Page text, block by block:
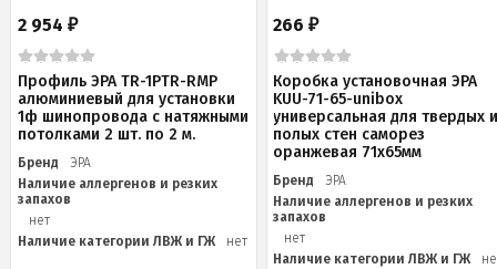
2 954 ₽
Профиль ЭРА TR-1PTR-RMP
алюминиевый для установки
1ф шинопровода с натяжными
потолками 2 шт. по 2 м.
Бренд
ЭРА
Наличие аллергенов и резких
запахов
нет
Наличие категории ЛВЖ и ГЖ
нет
266₽
Коробка установочная ЭРА
KUU-71-65-unibox
универсальная для твердых
полых стен саморез
оранжевая 71х65мм
Бренд
ЭРА
Наличие аллергенов и резких
запахов
нет
Наличие категории ЛВЖ и ГЖ